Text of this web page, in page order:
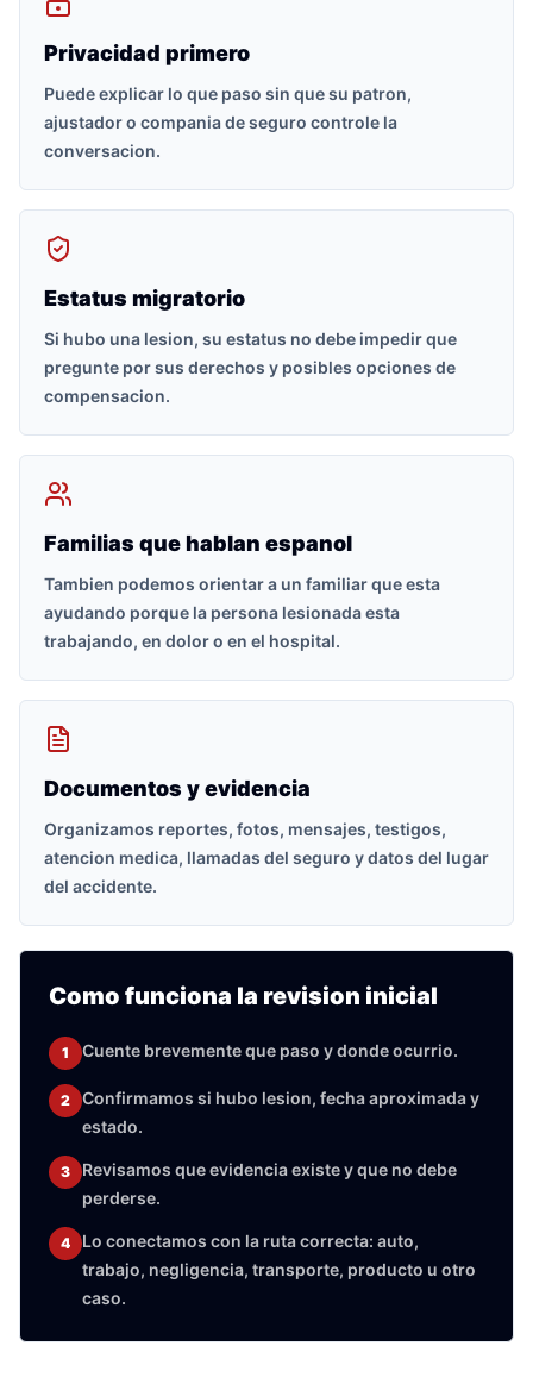
Privacidad primero
Puede explicar lo que paso sin que su patron,
ajustador o compania de seguro controle la
conversacion.
Estatus migratorio
Si hubo una lesion, su estatus no debe impedir que
pregunte por sus derechos y posibles opciones de
compensacion.
Familias que hablan espanol
Tambien podemos orientar a un familiar que esta
ayudando porque la persona lesionada esta
trabajando, en dolor o en el hospital.
Documentos y evidencia
Organizamos reportes, fotos, mensajes, testigos,
atencion medica, llamadas del seguro y datos del lugar
del accidente.
Como funciona la revision inicial
1 Cuente brevemente que paso y donde ocurrio.
2
Confirmamos si hubo lesion, fecha aproximada y
estado.
3
Revisamos que evidencia existe y que no debe
perderse.
4
Lo conectamos con la ruta correcta: auto,
trabajo, negligencia, transporte, producto u otro
caso.